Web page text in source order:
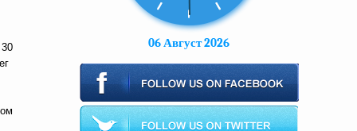
06 Август 2026